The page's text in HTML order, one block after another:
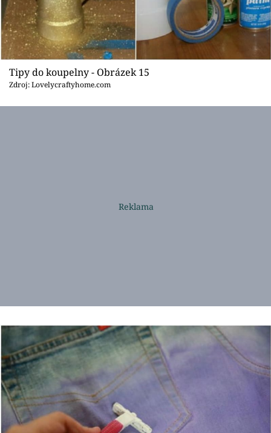
Tipy do koupelny - Obrázek 15
Zdroj: Lovelycraftyhome.com